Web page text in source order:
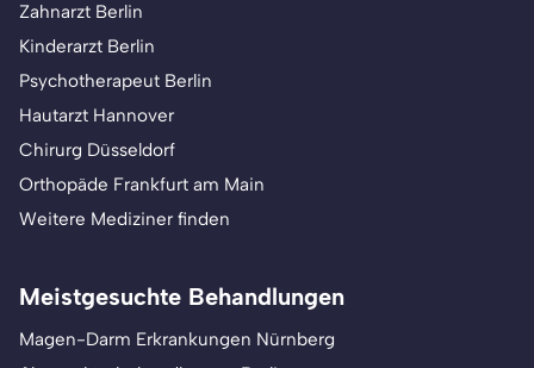
Zahnarzt Berlin
Kinderarzt Berlin
Psychotherapeut Berlin
Hautarzt Hannover
Chirurg Düsseldorf
Orthopäde Frankfurt am Main
Weitere Mediziner finden
Meistgesuchte Behandlungen
Magen-Darm Erkrankungen Nürnberg